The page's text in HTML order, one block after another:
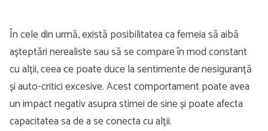
În cele din urmă, există posibilitatea ca femeia să aibă
așteptări nerealiste sau să se compare în mod constant
cu alții, ceea ce poate duce la sentimente de nesiguranță
și auto-critici excesive. Acest comportament poate avea
un impact negativ asupra stimei de sine și poate afecta
capacitatea sa de a se conecta cu alții.